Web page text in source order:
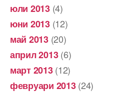
юли 2013(4)
юни 2013(12)
май 2013(20)
април 2013(6)
март 2013(12)
февруари 2013(24)